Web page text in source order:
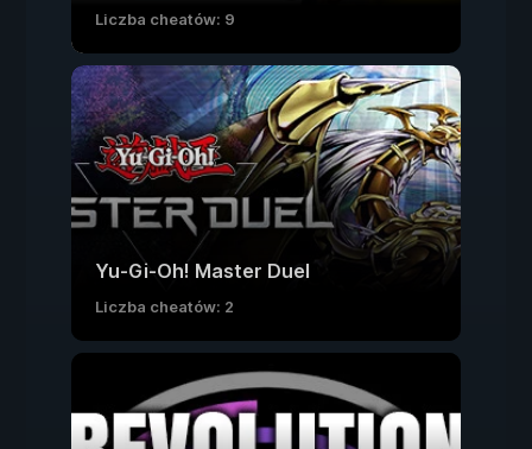
Liczba cheatów: 9
Yu-Gi-Oh! Master Duel
Liczba cheatów: 2